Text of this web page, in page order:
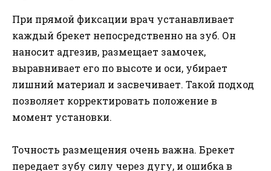
При прямой фиксации врач устанавливает
каждый брекет непосредственно на зуб. Он
наносит адгезив, размещает замочек,
выравнивает его по высоте и оси, убирает
лишний материал и засвечивает. Такой подход
позволяет корректировать положение в
момент установки.
Точность размещения очень важна. Брекет
передает зубу силу через дугу, и ошибка в